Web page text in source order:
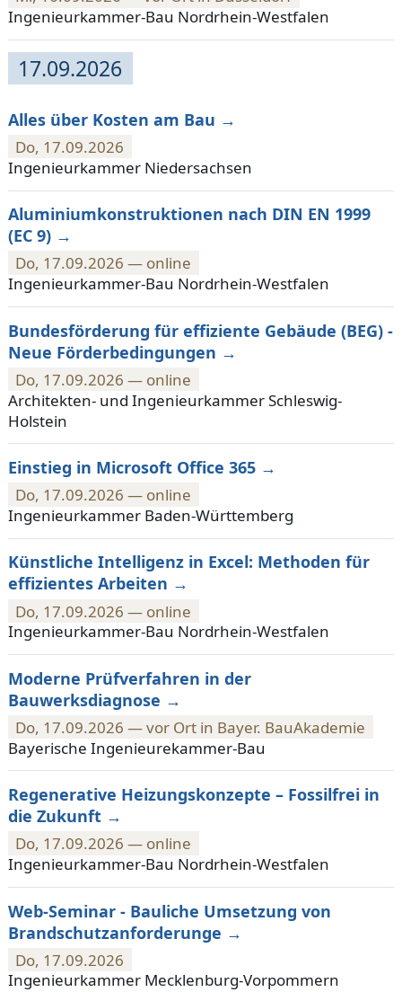
Ingenieurkammer-Bau Nordrhein-Westfalen
17.09.2026
Alles über Kosten am Bau
Do, 17.09.2026
Ingenieurkammer Niedersachsen
Aluminiumkonstruktionen nach DIN EN 1999
(EC 9)
Do, 17.09.2026 — online
Ingenieurkammer-Bau Nordrhein-Westfalen
Bundesförderung für effiziente Gebäude (BEG) -
Neue Förderbedingungen
Do, 17.09.2026 — online
Architekten- und Ingenieurkammer Schleswig-
Holstein
Einstieg in Microsoft Office 365
Do, 17.09.2026 — online
Ingenieurkammer Baden-Württemberg
Künstliche Intelligenz in Excel: Methoden für
effizientes Arbeiten
Do, 17.09.2026 — online
Ingenieurkammer-Bau Nordrhein-Westfalen
Moderne Prüfverfahren in der
Bauwerksdiagnose
Do, 17.09.2026 — vor Ort in Bayer. BauAkademie
Bayerische Ingenieurekammer-Bau
Regenerative Heizungskonzepte – Fossilfrei in
die Zukunft
Do, 17.09.2026 — online
Ingenieurkammer-Bau Nordrhein-Westfalen
Web-Seminar - Bauliche Umsetzung von
Brandschutzanforderunge
Do, 17.09.2026
Ingenieurkammer Mecklenburg-Vorpommern